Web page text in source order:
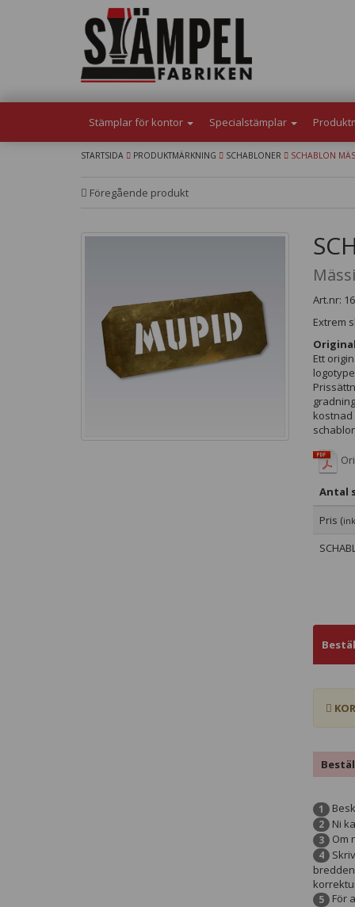
Stämplar för kontor Specialstämplar
STARTSIDA PRODUKTMÄRKNING SCHABLONER SCHABLON
Föregående produkt
Art.nr:
Extrem
Ett
Antal
Pris (
1
2 Ni
3 Om
4
5 För